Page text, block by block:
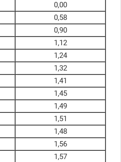
0,00
0,58
0,90
1,12
1,24
1,32
1,41
1,45
1,49
1,51
1,48
1,56
1,57